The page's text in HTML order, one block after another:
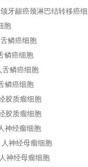
牙龈癌颈淋巴结转移癌
胞
鳞癌细胞
鳞癌细胞
舌鳞癌细胞
鳞癌细胞
胶质瘤细胞
胶质瘤细胞
神经瘤细胞
神经母瘤细胞
神经母瘤细胞